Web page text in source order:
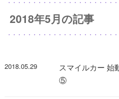
2018年5月の記事
2018.05.29
スマイルカー
⑤